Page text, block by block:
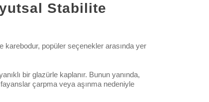
Stabilite
karebodur, popüler seçenekler arasında yer
bir glazürle kaplanır. Bunun yanında,
çarpma veya aşınma nedeniyle